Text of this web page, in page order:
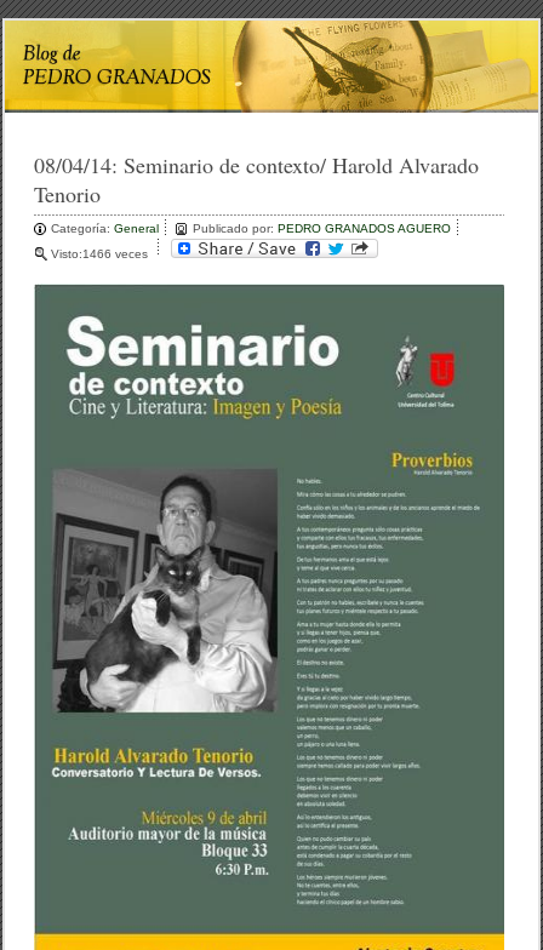
08/04/14:Seminario de contexto/ Harold Alvarado
Tenorio
Categoría:General Publicado por:PEDRO GRANADOS AGUERO
Visto:1466 veces